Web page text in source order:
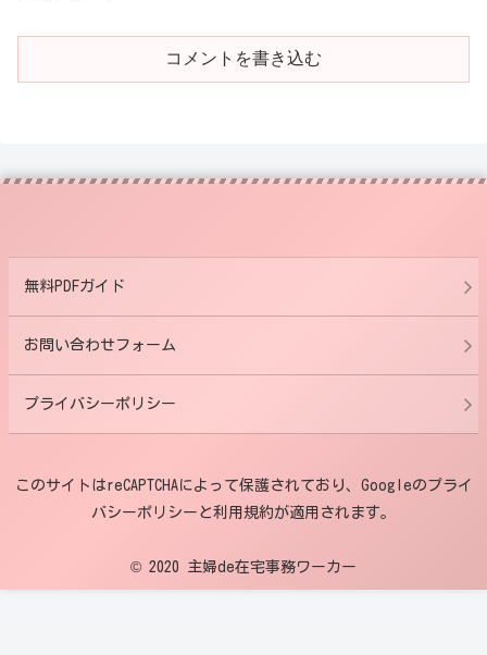
コメントを書き込む
無料PDFガイド
お問い合わせフォーム
プライバシーポリシー
このサイトはreCAPTCHAによって保護されており、Googleのプライ
バシーポリシーと利用規約が適用されます。
© 2020 主婦de在宅事務ワーカー